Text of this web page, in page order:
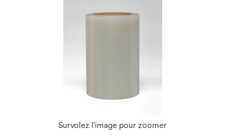
Survolez l'image pour zoomer